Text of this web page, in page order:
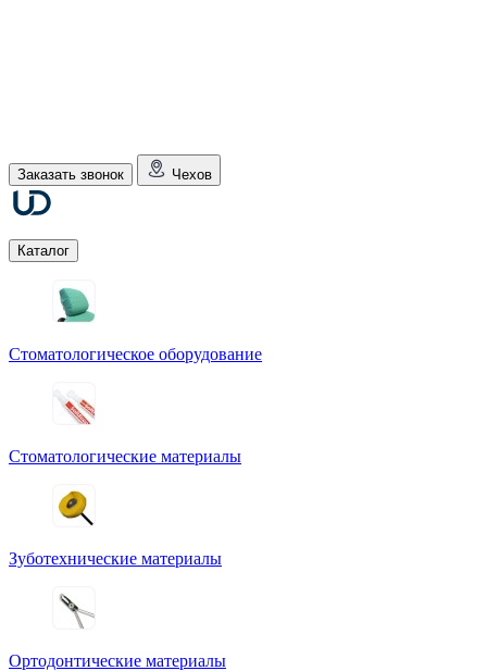
Заказать звонок Чехов
Каталог
Стоматологическое оборудование
Стоматологические материалы
Зуботехнические материалы
Ортодонтические материалы